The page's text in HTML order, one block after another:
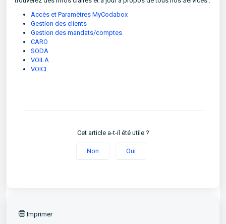
Accès et Paramètres MyCodabox
Gestion des clients
Gestion des mandats/comptes
CARO
SODA
VOILA
VOICI
Cet article a-t-il été utile ?
Non Oui
Imprimer